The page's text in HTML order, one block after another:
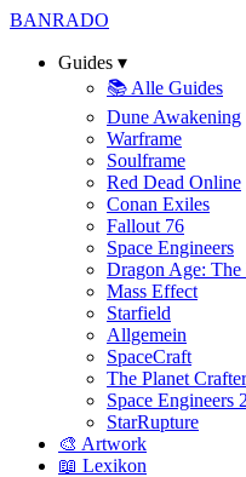
BANRADO
Guides ▾
📚 Alle Guides
Dune Awakening
Warframe
Soulframe
Red Dead Online
Conan Exiles
Fallout 76
Space Engineers
Dragon Age: The
Mass Effect
Starfield
Allgemein
SpaceCraft
The Planet Crafter
Space Engineers 2
StarRupture
🎨 Artwork
📖 Lexikon